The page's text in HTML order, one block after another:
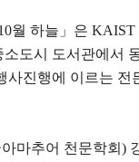
월 하늘 」 은 KAIST
도시 도서관에서
사진행에 이르는 전
마추어 천문학회 )